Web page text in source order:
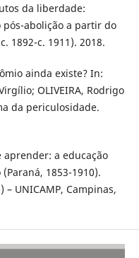
da liberdade:
abolição a partir do
1892-c. 1911). 2018.
ainda existe? In:
OLIVEIRA, Rodrigo
da periculosidade.
aprender: a educação
1853-1910).
UNICAMP, Campinas,